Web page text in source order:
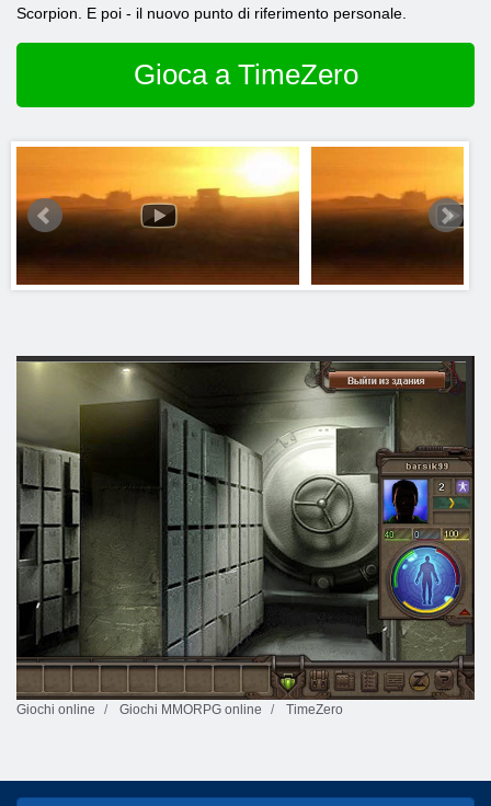
Scorpion. E poi - il nuovo punto di riferimento personale.
Gioca a TimeZero
Giochi online Giochi MMORPG online TimeZero